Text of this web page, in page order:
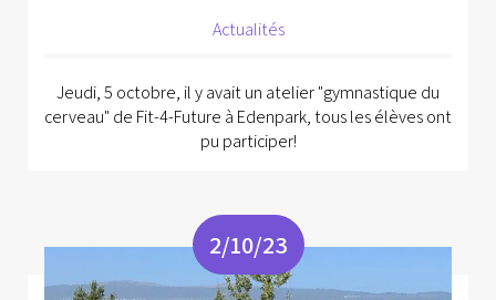
Actualités
Jeudi, 5 octobre, il y avait un atelier "gymnastique du
cerveau" de Fit-4-Future à Edenpark, tous les élèves ont
pu participer!
2/10/23